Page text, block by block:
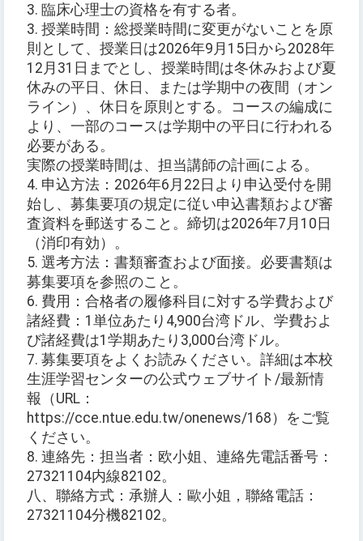
3. 臨床心理士の資格を有する者。
3. 授業時間：総授業時間に変更がないことを原
則として、授業日は2026年9月15日から2028年
12月31日までとし、授業時間は冬休みおよび夏
休みの平日、休日、または学期中の夜間（オン
ライン）、休日を原則とする。コースの編成に
より、一部のコースは学期中の平日に行われる
必要がある。
実際の授業時間は、担当講師の計画による。
4. 申込方法：2026年6月22日より申込受付を開
始し、募集要項の規定に従い申込書類および審
査資料を郵送すること。締切は2026年7月10日
（消印有効）。
5. 選考方法：書類審査および面接。必要書類は
募集要項を参照のこと。
6. 費用：合格者の履修科目に対する学費および
諸経費：1単位あたり4,900台湾ドル、学費およ
び諸経費は1学期あたり3,000台湾ドル。
7. 募集要項をよくお読みください。詳細は本校
生涯学習センターの公式ウェブサイト/最新情
報（URL：
https://cce.ntue.edu.tw/onenews/168）をご覧
ください。
8. 連絡先：担当者：欧小姐、連絡先電話番号：
27321104内線82102。
八、聯絡方式：承辦人：歐小姐，聯絡電話：
27321104分機82102。